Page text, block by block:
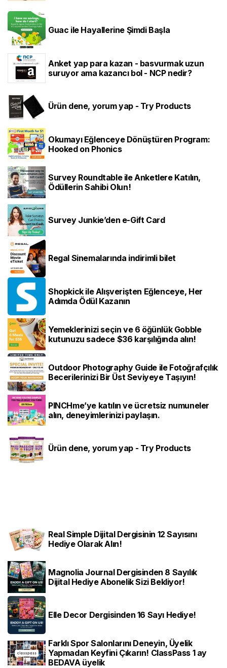
Guac ile Hayallerine Şimdi Başla
Anket yap para kazan - basvurmak uzun
suruyor ama kazancı bol - NCP nedir?
Ürün dene, yorum yap - Try Products
Okumayı Eğlenceye Dönüştüren Program:
Hooked on Phonics
Survey Roundtable ile Anketlere Katılın,
Ödüllerin Sahibi Olun!
Survey Junkie’den e-Gift Card
Regal Sinemalarında indirimli bilet
Shopkick ile Alışverişten Eğlenceye, Her
Adımda Ödül Kazanın
Yemeklerinizi seçin ve 6 öğünlük Gobble
kutunuzu sadece $36 karşılığında alın!
Outdoor Photography Guide ile Fotoğrafçılık
Becerilerinizi Bir Üst Seviyeye Taşıyın!
PINCHme’ye katılın ve ücretsiz numuneler
alın, deneyimlerinizi paylaşın.
Ürün dene, yorum yap - Try Products
Real Simple Dijital Dergisinin 12 Sayısını
Hediye Olarak Alın!
Magnolia Journal Dergisinden 8 Sayılık
Dijital Hediye Abonelik Sizi Bekliyor!
Elle Decor Dergisinden 16 Sayı Hediye!
Farklı Spor Salonlarını Deneyin, Üyelik
Yapmadan Keyfini Çıkarın! ClassPass 1 ay
BEDAVA üyelik